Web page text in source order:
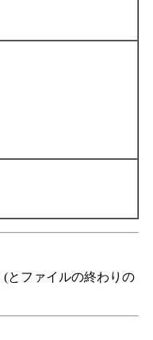
とファイルの終わりの